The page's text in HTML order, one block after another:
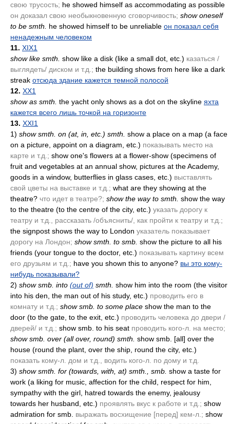
свою трусость; he showed himself as accommodating as possible
он доказал свою необыкновенную сговорчивость; show oneself
to be smth.
he showed himself to be unreliable он показал себя
ненадежным человеком
11. XIX1
show like smth. show like a disk (like a small dot, etc.) казаться /
выглядеть/ диском и т.д.; the building shows from here like a dark
streak отсюда здание кажется темной полосой
12. XX1
show as smth. the yacht only shows as a dot on the skyline яхта
кажется всего лишь точкой на горизонте
13. XXI1
1) show smth. on (at, in, etc.) smth. show a place on a map (a face
on a picture, appoint on a diagram, etc.) показывать место на
карте и т.д.; show one's flowers at a flower-show (specimens of
fruit and vegetables at an annual show, pictures at the Academy,
goods in a window, butterflies in glass cases, etc.) выставлять
свой цветы на выставке и т.д.; what are they showing at the
theatre? что идет в театре?; show the way to smth. show the way
to the theatre (to the centre of the city, etc.) указать дорогу к
театру и т.д., рассказать /объяснить/, как пройти к театру и т.д.;
the signpost shows the way to London указатель показывает
дорогу на Лондон; show smth. to smb. show the picture to all his
friends (your tongue to the doctor, etc.) показывать картину всем
его друзьям и т.д.; have you shown this to anyone? вы это кому-
нибудь показывали?
2) show smb. into (out of) smth. show him into the room (the visitor
into his den, the man out of his study, etc.) проводить его в
комнату и т.д.; show smb. to some place show the man to the
door (to the gate, to the exit, etc.) проводить человека до двери /
дверей/ и т.д.; show smb. to his seat проводить кого-л. на место;
show smb. over (all over, round) smth. show smb. [all] over the
house (round the plant, over the ship, round the city, etc.)
показать кому-л. дом и т.д., водить кого-л. по дому и т.д.
3) show smth. for (towards, with, at) smth., smb. show a taste for
work (a liking for music, affection for the child, respect for him,
sympathy with the girl, hatred towards the enemy, jealousy
towards her husband, etc.) проявлять вкус к работе и т.д.; show
admiration for smb. выражать восхищение [перед] кем-л.; show